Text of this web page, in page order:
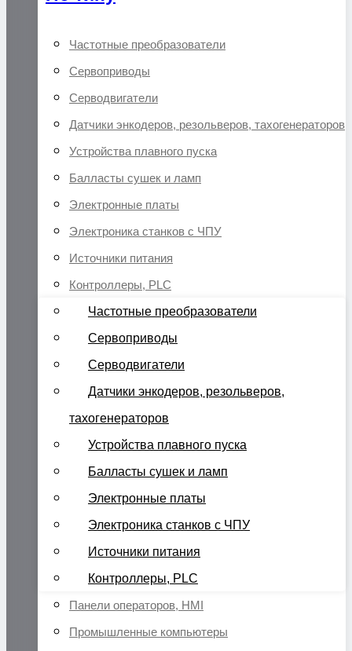
Частотные преобразователи
Сервоприводы
Серводвигатели
Датчики энкодеров, резольверов, тахогенераторов
Устройства плавного пуска
Балласты сушек и ламп
Электронные платы
Электроника станков с ЧПУ
Источники питания
Контроллеры, PLC
Частотные преобразователи
Сервоприводы
Серводвигатели
Датчики энкодеров, резольверов,
тахогенераторов
Устройства плавного пуска
Балласты сушек и ламп
Электронные платы
Электроника станков с ЧПУ
Источники питания
Контроллеры, PLC
Панели операторов, HMI
Промышленные компьютеры